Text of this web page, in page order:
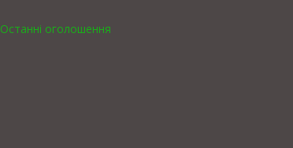
Останні оголошення